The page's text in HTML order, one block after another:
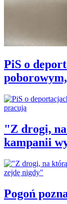
PiS o
"Z drogi, na
kampanii
Pogoń